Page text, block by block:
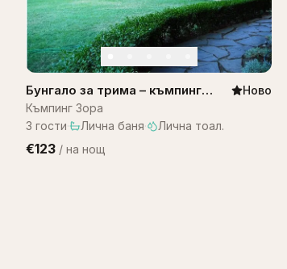
Бунгало за трима – къмпинг
Зора
Ново
Къмпинг Зора
3 гости· Лична баня· Лична тоал.
€123 / на нощ